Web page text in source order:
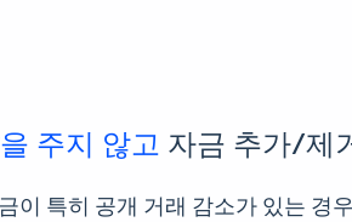
주지 않고 자금 추가/제
이 특히 공개 거래 감소가 있는